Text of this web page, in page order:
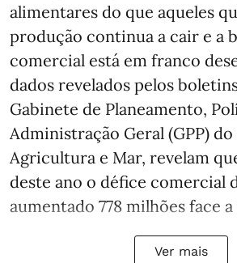
alimentares do que aqueles
produção continua a cair e a
comercial está em franco
dados revelados pelos
Gabinete de Planeamento,
Administração Geral (GPP)
Agricultura e Mar, revelam
deste ano o défice comercial
aumentado 778 milhões face
Ver mais